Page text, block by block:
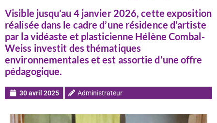
Visible jusqu’au 4 janvier 2026, cette exposition
réalisée dans le cadre d’une résidence d’artiste
par la vidéaste et plasticienne Hélène Combal-
Weiss investit des thématiques
environnementales et est assortie d’une offre
pédagogique.
30 avril 2025 Administrateur